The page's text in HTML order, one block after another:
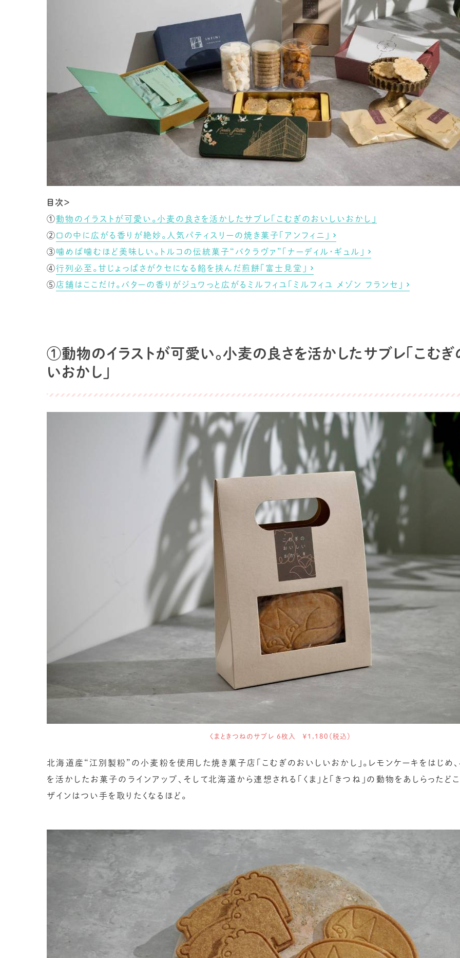
目次＞
①動物のイラストが可愛い。小麦の良さを活かしたサブレ「こむぎのおいしいおかし」
②口の中に広がる香りが絶妙。人気パティスリーの焼き菓子「アンフィニ」
③噛めば噛むほど美味しい。トルコの伝統菓子“バクラヴァ”「ナーディル・ギュル」
④行列必至。甘じょっぱさがクセになる餡を挟んだ煎餅「富士見堂」
⑤店舗はここだけ。バターの香りがジュワっと広がるミルフィユ「ミルフィユ メゾン フランセ」
①動物のイラストが可愛い。小麦の良さを活かしたサブレ「こむぎ
いおかし」
くまときつねのサブレ 6枚入 ￥1,180（税込）
北海道産“江別製粉”の小麦粉を使用した焼き菓子店「こむぎのおいしいおかし」。レモンケーキをはじめ
を活かしたお菓子のラインアップ、そして北海道から連想される「くま」と「きつね」の動物をあしらったど
ザインはつい手を取りたくなるほど。